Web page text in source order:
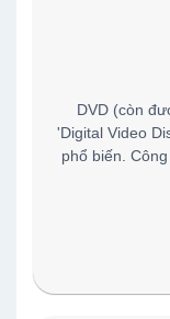
DVD (còn
'Digital Video
phổ biến.